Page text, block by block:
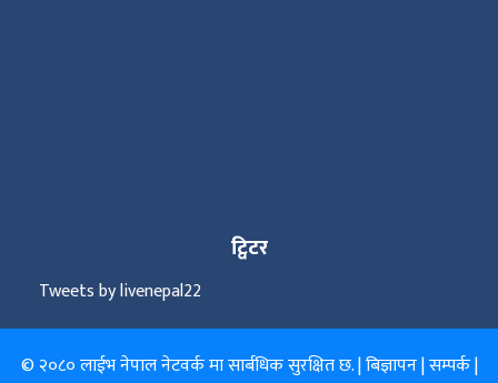
ट्विटर
Tweets by livenepal22
© २०८० लाईभ नेपाल नेटवर्क मा सार्बधिक सुरक्षित छ. |बिज्ञापन|सम्पर्क|